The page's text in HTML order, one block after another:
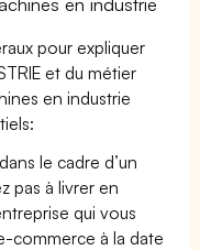
pour expliquer
et du métier
en industrie
dans le cadre d’un
pas à livrer en
qui vous
commerce à la date